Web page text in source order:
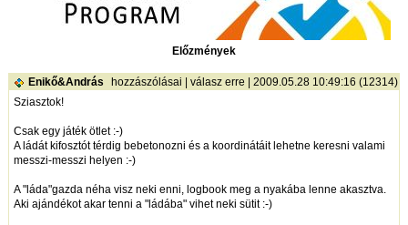
Előzmények
Enikő&András hozzászólásai | válasz erre | 2009.05.28 10:49:16 (12314)
Sziasztok!
Csak egy játék ötlet :-)
A ládát kifosztót térdig bebetonozni és a koordinátáit lehetne keresni valami
messzi-messzi helyen :-)
A "láda"gazda néha visz neki enni, logbook meg a nyakába lenne akasztva.
Aki ajándékot akar tenni a "ládába" vihet neki sütit :-)